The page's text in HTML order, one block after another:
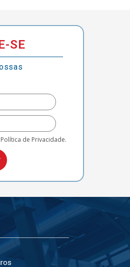
SE
Política de Privacidade.